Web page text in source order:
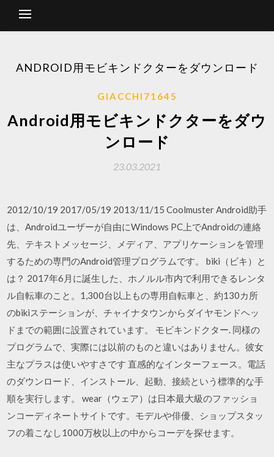
ANDROID用モビキンドクターをダウンロード
GIACCHI71645
Android用モビキンドクターをダウ
ンロード
23.03.2021
2012/10/19 2017/05/19 2013/11/15 Coolmuster Android助手
は、Androidユーザーが自由にWindows PC上でAndroidの連絡
先、テキストメッセージ、メディア、アプリケーションを管理
するための専門のAndroid管理プログラムです。 biki（ビキ）と
は？ 2017年6月に誕生した、ホノルル市内で利用できるレンタ
ル自転車のこと。1,300台以上もの専用自転車と、約130カ所
のbikiステーションが、チャイナタウンからダイヤモンドヘッ
ドまでの範囲に設置されています。 モビキンドクター. 同様の
プログラムで、実際には以前のものと違いはありません。彼女
主なプラスは使いやすさです 直感的なインターフェース。電話
のダウンロード、インストール、起動、接続という標準的な手
順を実行します。 wear（ウェア）は日本最大級のファッショ
ンコーディネートサイトです。モデルや俳優、ショップスタッ
フの着こなし1000万枚以上の中からコーデを探せます。